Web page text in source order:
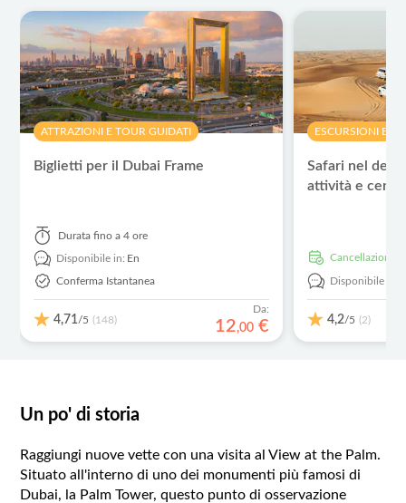
ATTRAZIONI E TOUR GUIDATI
Biglietti per il Dubai Frame
Durata fino a 4 ore
Disponibile in: En
Conferma Istantanea
4,71/5 (148)
Da:
12,00 €
ESCURSIONI E
Safari nel
attività e cena
Cancellazione
Disponibile in:
4,2/5 (2)
Un po' di storia
Raggiungi nuove vette con una visita al View at the Palm.
Situato all'interno di uno dei monumenti più famosi di
Dubai, la Palm Tower, questo punto di osservazione